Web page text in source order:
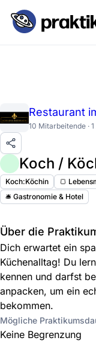
Restaurant
10 Mitarbeitende ·
Koch /
Koch:Köchin
🍞
🛎️ Gastronomie & Hotel
Über die
Dich erwartet ein
Küchenalltag! Du
kennen und darfst
anpacken, um ein
bekommen.
Mögliche
Keine Begrenzung